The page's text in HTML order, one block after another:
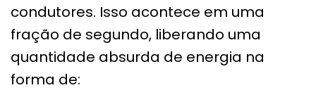
condutores. Isso acontece em uma
fração de segundo, liberando uma
quantidade absurda de energia na
forma de: